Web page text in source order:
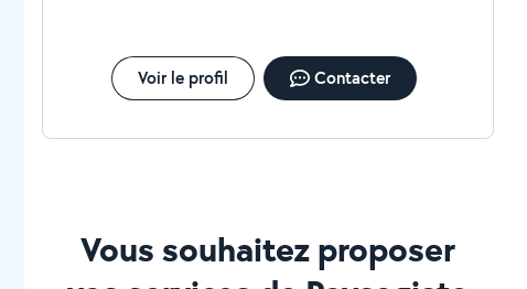
Voir le profil Contacter
Vous souhaitez proposer